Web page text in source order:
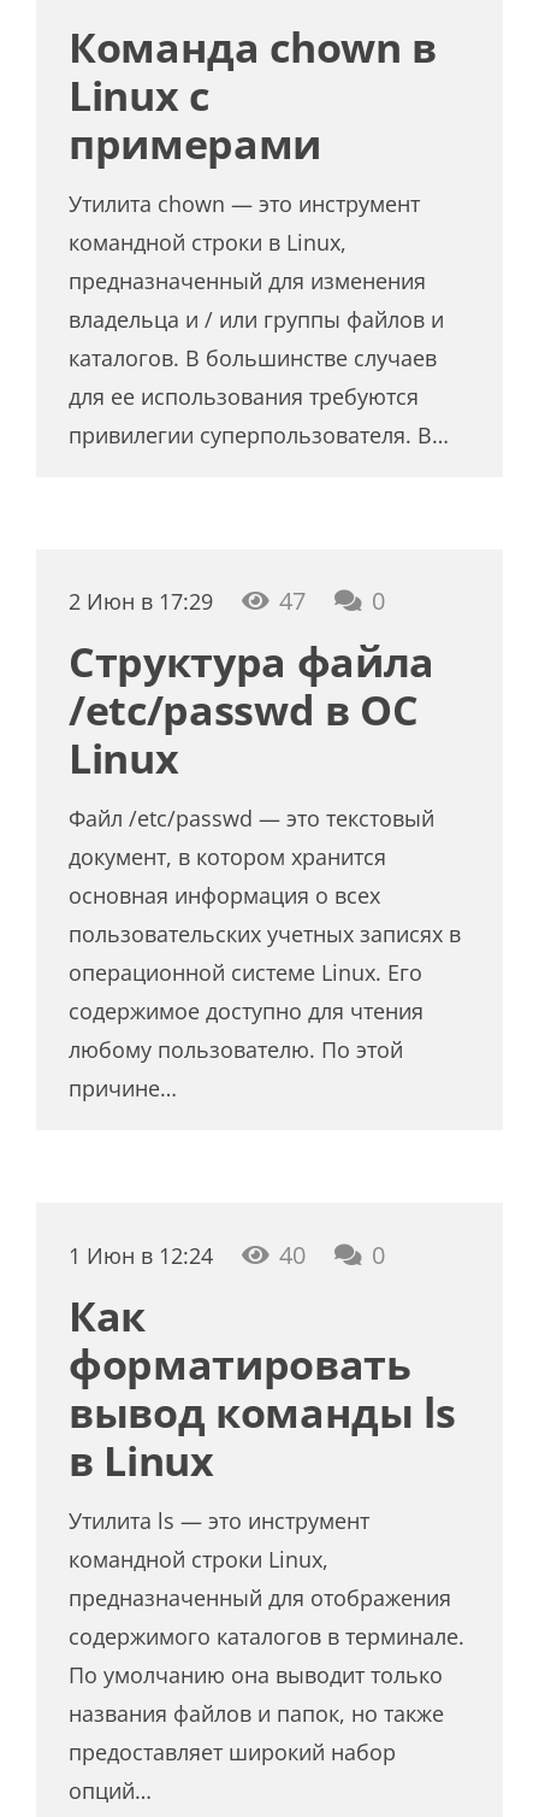
Команда chown в
Linux с
примерами
Утилита chown — это инструмент
командной строки в Linux,
предназначенный для изменения
владельца и / или группы файлов и
каталогов. В большинстве случаев
для ее использования требуются
привилегии суперпользователя. В…
2 Июн в 17:29 47 0
Структура файла
/etc/passwd в ОС
Linux
Файл /etc/passwd — это текстовый
документ, в котором хранится
основная информация о всех
пользовательских учетных записях в
операционной системе Linux. Его
содержимое доступно для чтения
любому пользователю. По этой
причине…
1 Июн в 12:24 40 0
Как
форматировать
вывод команды ls
в Linux
Утилита ls — это инструмент
командной строки Linux,
предназначенный для отображения
содержимого каталогов в терминале.
По умолчанию она выводит только
названия файлов и папок, но также
предоставляет широкий набор
опций…